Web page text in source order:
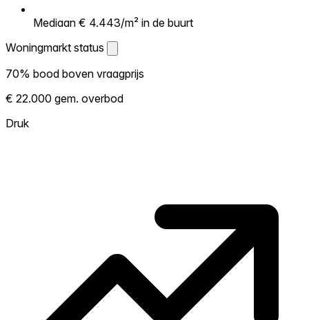
Mediaan € 4.443/m² in de buurt
Woningmarkt status
Woningmarkt status
Laat zien hoe competitief de markt hier is.
Hoe meer woningen boven vraagprijs
verkopen, hoe heter. Heet? Verwacht
70% bood boven vraagprijs
€ 22.000 gem. overbod
Druk